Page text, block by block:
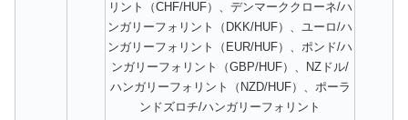
リント（CHF/HUF）、デンマーククローネ/ハ
ンガリーフォリント（DKK/HUF）、ユーロ/ハ
ンガリーフォリント（EUR/HUF）、ポンド/ハ
ンガリーフォリント（GBP/HUF）、NZドル/
ハンガリーフォリント（NZD/HUF）、ポーラ
ンドズロチ/ハンガリーフォリント